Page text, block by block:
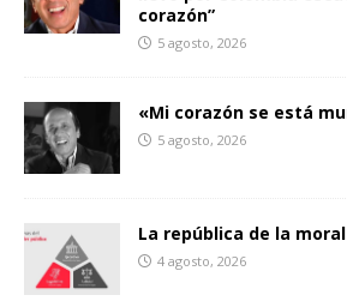
corazón”
5 agosto, 2026
«Mi corazón se está
5 agosto, 2026
La república de la
4 agosto, 2026